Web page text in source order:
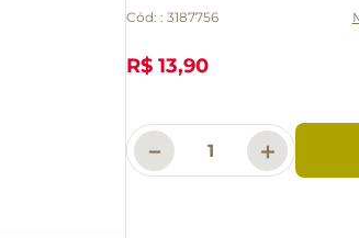
Cód: : 3187756
R$ 13,90
＋
－